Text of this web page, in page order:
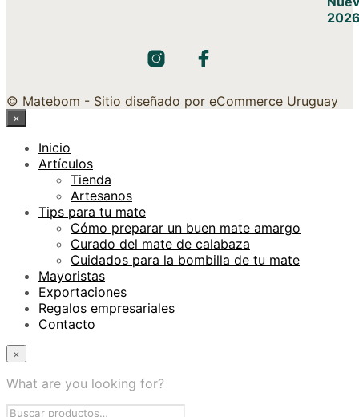
© Matebom - Sitio diseñado por eCommerce Uruguay
×
Inicio
Artículos
Tienda
Artesanos
Tips para tu mate
Cómo preparar un buen mate amargo
Curado del mate de calabaza
Cuidados para la bombilla de tu mate
Mayoristas
Exportaciones
Regalos empresariales
Contacto
×
What are you looking for?